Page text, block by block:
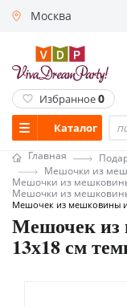
Москва
Каталог
Избранное0
Главная
Мешочки из
Мешочки из
Мешочки из
Мешочек из мешковины
Мешочек из
13х18 см